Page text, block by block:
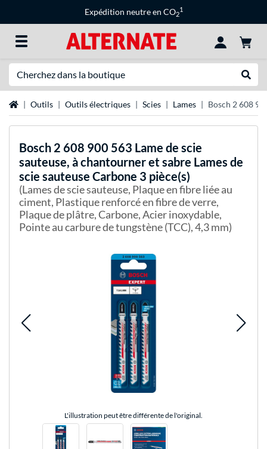
Expédition neutre en CO2
1
Page d'accueil
Outils Outils électriques Scies Lames Bosch 2 608
Bosch 2 608 900 563 Lame de scie
sauteuse, à chantourner et sabre Lames de
scie sauteuse Carbone 3 pièce(s)
(Lames de scie sauteuse, Plaque en fibre liée au
ciment, Plastique renforcé en fibre de verre,
Plaque de plâtre, Carbone, Acier inoxydable,
Pointe au carbure de tungstène (TCC), 4,3 mm)
L'illustration peut être différente de l'original.